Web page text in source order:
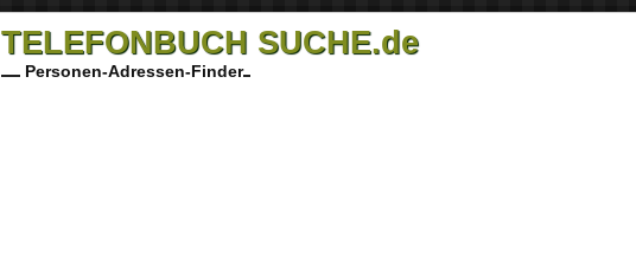
TELEFONBUCH SUCHE.de
Personen-Adressen-Finder